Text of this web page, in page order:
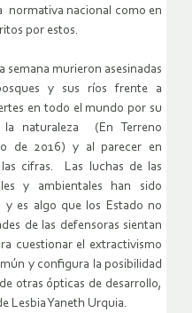
normativa nacional como en
por estos.
semana murieron asesinadas
y sus ríos frente a
en todo el mundo por su
naturaleza (En Terreno
de 2016) y al parecer en
cifras. Las luchas de las
y ambientales han sido
y es algo que los Estado no
de las defensoras sientan
cuestionar el extractivismo
y configura la posibilidad
otras ópticas de desarrollo,
Lesbia Yaneth Urquia.